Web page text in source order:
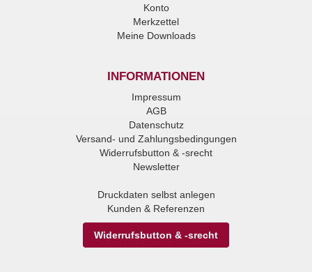
Konto
Merkzettel
Meine Downloads
INFORMATIONEN
Impressum
AGB
Datenschutz
Versand- und Zahlungsbedingungen
Widerrufsbutton & -srecht
Newsletter
Druckdaten selbst anlegen
Kunden & Referenzen
Widerrufsbutton & -srecht